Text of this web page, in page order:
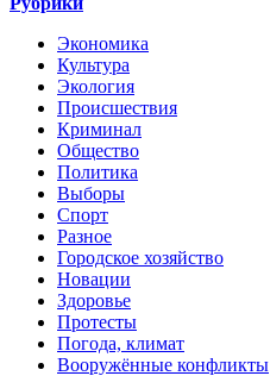
Экономика
Культура
Экология
Происшествия
Криминал
Общество
Политика
Выборы
Спорт
Разное
Городское хозяйство
Новации
Здоровье
Протесты
Погода, климат
Вооружённые конфликты